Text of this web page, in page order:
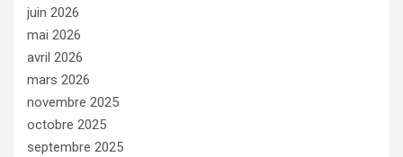
juin 2026
mai 2026
avril 2026
mars 2026
novembre 2025
octobre 2025
septembre 2025